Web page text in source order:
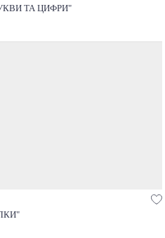
ТА ЦИФРИ"